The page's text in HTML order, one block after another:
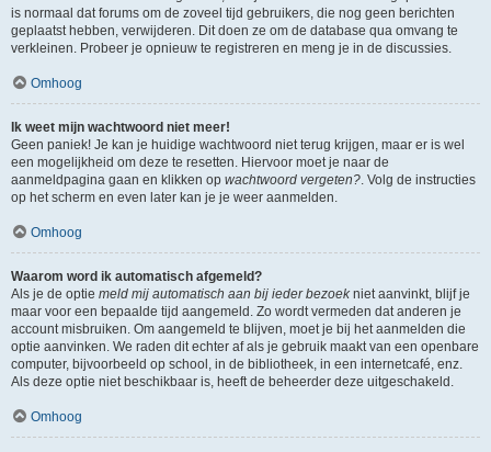
is normaal dat forums om de zoveel tijd gebruikers, die nog geen berichten
geplaatst hebben, verwijderen. Dit doen ze om de database qua omvang te
verkleinen. Probeer je opnieuw te registreren en meng je in de discussies.
Omhoog
Ik weet mijn wachtwoord niet meer!
Geen paniek! Je kan je huidige wachtwoord niet terug krijgen, maar er is wel
een mogelijkheid om deze te resetten. Hiervoor moet je naar de
aanmeldpagina gaan en klikken op wachtwoord vergeten?. Volg de instructies
op het scherm en even later kan je je weer aanmelden.
Omhoog
Waarom word ik automatisch afgemeld?
Als je de optie meld mij automatisch aan bij ieder bezoekniet aanvinkt, blijf je
maar voor een bepaalde tijd aangemeld. Zo wordt vermeden dat anderen je
account misbruiken. Om aangemeld te blijven, moet je bij het aanmelden die
optie aanvinken. We raden dit echter af als je gebruik maakt van een openbare
computer, bijvoorbeeld op school, in de bibliotheek, in een internetcafé, enz.
Als deze optie niet beschikbaar is, heeft de beheerder deze uitgeschakeld.
Omhoog